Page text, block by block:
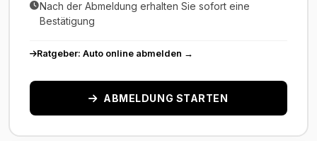
Nach der Abmeldung erhalten Sie sofort eine
Bestätigung
Ratgeber: Auto online abmelden →
ABMELDUNG STARTEN